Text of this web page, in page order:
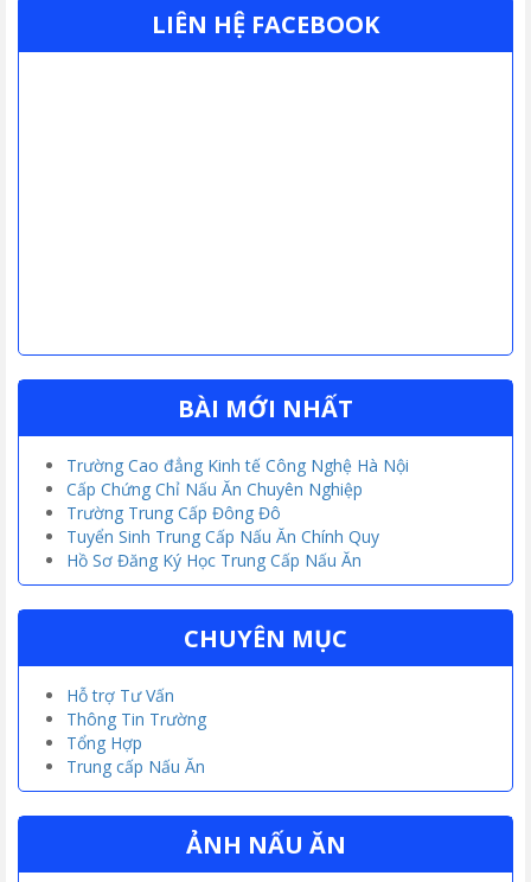
LIÊN HỆ FACEBOOK
BÀI MỚI NHẤT
Trường Cao đẳng Kinh tế Công Nghệ Hà Nội
Cấp Chứng Chỉ Nấu Ăn Chuyên Nghiệp
Trường Trung Cấp Đông Đô
Tuyển Sinh Trung Cấp Nấu Ăn Chính Quy
Hồ Sơ Đăng Ký Học Trung Cấp Nấu Ăn
CHUYÊN MỤC
Hỗ trợ Tư Vấn
Thông Tin Trường
Tổng Hợp
Trung cấp Nấu Ăn
ẢNH NẤU ĂN